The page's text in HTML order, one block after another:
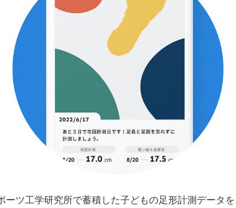
ーツ工学研究所で蓄積した子どもの足形計測データ